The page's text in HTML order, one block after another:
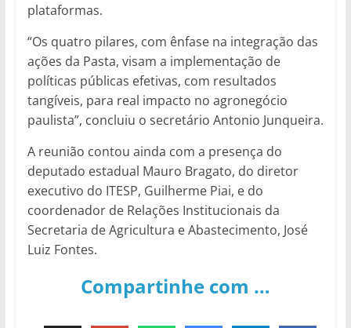
plataformas.
“Os quatro pilares, com ênfase na integração das
ações da Pasta, visam a implementação de
políticas públicas efetivas, com resultados
tangíveis, para real impacto no agronegócio
paulista”, concluiu o secretário Antonio Junqueira.
A reunião contou ainda com a presença do
deputado estadual Mauro Bragato, do diretor
executivo do ITESP, Guilherme Piai, e do
coordenador de Relações Institucionais da
Secretaria de Agricultura e Abastecimento, José
Luiz Fontes.
Compartinhe com …